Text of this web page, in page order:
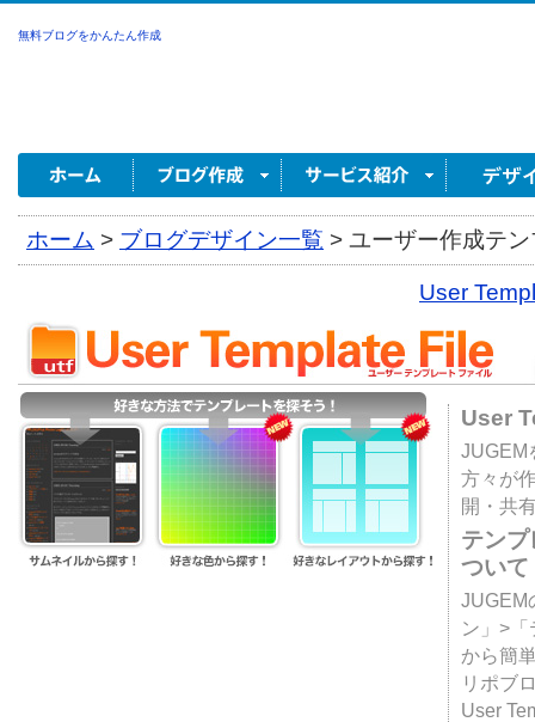
無料ブログをかんたん作成
ホーム > ブログデザイン一覧 > ユーザー作成テ
User
User
JUGEM
方々が
開・共
テン
ついて
JUGEM
ン」>
から簡
リポブ
User